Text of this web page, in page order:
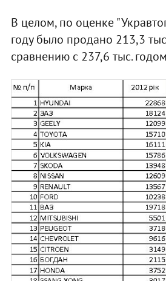
В целом, по оценке
году было продано 213,3
сравнению с 237,6 тыс.